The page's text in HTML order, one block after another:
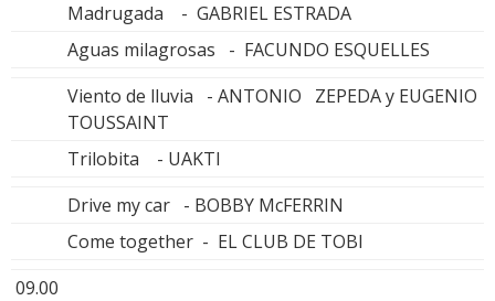
Madrugada - GABRIEL ESTRADA
Aguas milagrosas - FACUNDO ESQUELLES
Viento de lluvia - ANTONIO ZEPEDA y EUGENIO
TOUSSAINT
Trilobita - UAKTI
Drive my car - BOBBY McFERRIN
Come together - EL CLUB DE TOBI
09.00